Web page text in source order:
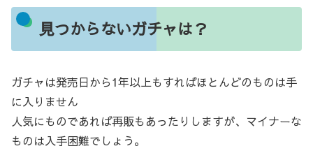
見つからないガチャは？
ガチャは発売日から1年以上もすればほとんどのものは手
に入りません
人気にものであれば再販もあったりしますが、マイナーな
ものは入手困難でしょう。